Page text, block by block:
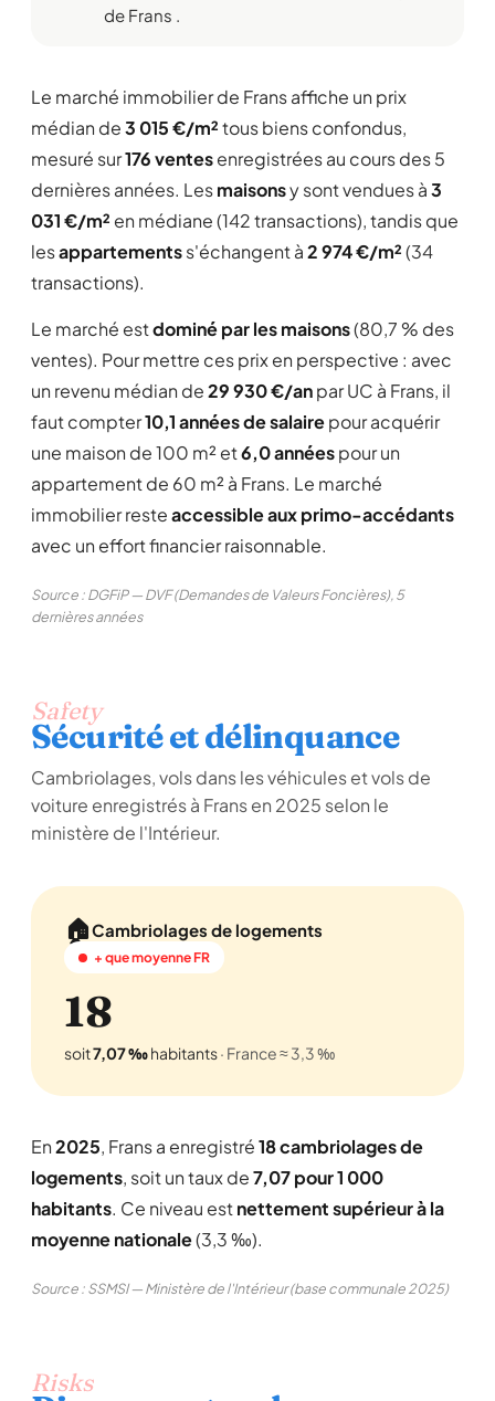
de Frans .
Le marché immobilier de Frans affiche un prix
médian de3 015 €/m²tous biens confondus,
mesuré sur176 ventesenregistrées au cours des 5
dernières années. Lesmaisonsy sont vendues à3
031 €/m² en médiane (142 transactions), tandis que
lesappartementss'échangent à2 974 €/m²(34
transactions).
Le marché estdominé par les maisons(80,7 % des
ventes). Pour mettre ces prix en perspective : avec
un revenu médian de29 930 €/anpar UC à Frans, il
faut compter10,1 années de salairepour acquérir
une maison de 100 m² et6,0 annéespour un
appartement de 60 m² à Frans. Le marché
immobilier resteaccessible aux primo-accédants
avec un effort financier raisonnable.
Source : DGFiP — DVF (Demandes de Valeurs Foncières), 5
dernières années
Safety
Sécurité et délinquance
Cambriolages, vols dans les véhicules et vols de
voiture enregistrés à Frans en 2025 selon le
ministère de l'Intérieur.
🏠Cambriolages de logements
+ que moyenne FR
18
soit7,07 ‰habitants· France ≈ 3,3 ‰
En2025, Frans a enregistré18 cambriolages de
logements, soit un taux de7,07 pour 1 000
habitants. Ce niveau estnettement supérieur à la
moyenne nationale(3,3 ‰).
Source : SSMSI — Ministère de l'Intérieur (base communale 2025)
Risks